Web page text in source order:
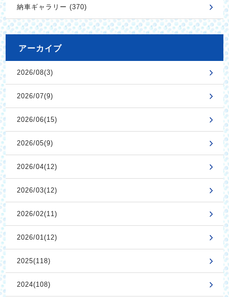
納車ギャラリー (370)
アーカイブ
2026/08(3)
2026/07(9)
2026/06(15)
2026/05(9)
2026/04(12)
2026/03(12)
2026/02(11)
2026/01(12)
2025(118)
2024(108)